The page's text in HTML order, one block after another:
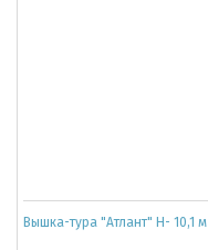
Вышка-тура "Атлант" Н- 10,1 м